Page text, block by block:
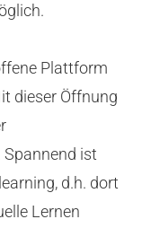
Plattform
dieser Öffnung
ist
d.h. dort
Lernen